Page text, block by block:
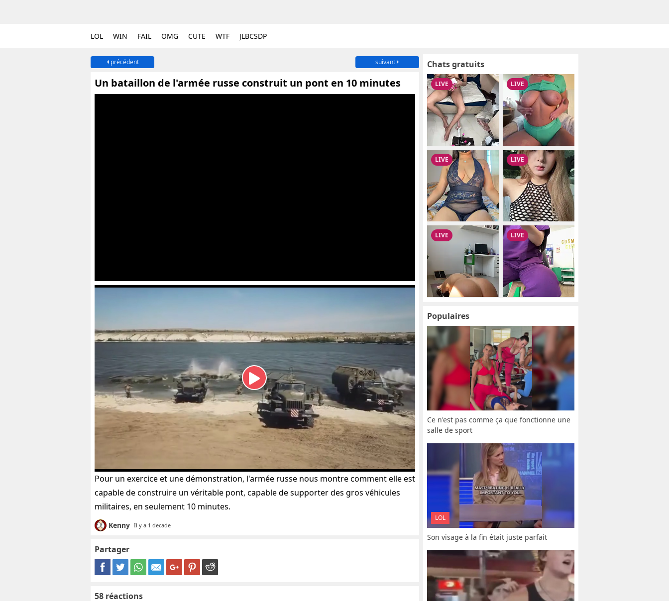
LOL WIN FAIL OMG CUTE WTF JLBCSDP
précédent suivant
Un bataillon de l'armée russe construit un pont en 10 minutes
Pour un exercice et une démonstration, l'armée russe nous montre comment elle est
capable de construire un véritable pont, capable de supporter des gros véhicules
militaires, en seulement 10 minutes.
Kenny Il y a 1 decade
Partager
58 réactions
Chats gratuits
Populaires
Ce n'est pas comme ça que fonctionne une
salle de sport
LOL
Son visage à la fin était juste parfait